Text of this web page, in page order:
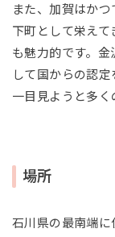
また、加賀はか
下町として栄え
も魅力的です。
して国からの認
一目見ようと多く
場所
石川県の最南端に